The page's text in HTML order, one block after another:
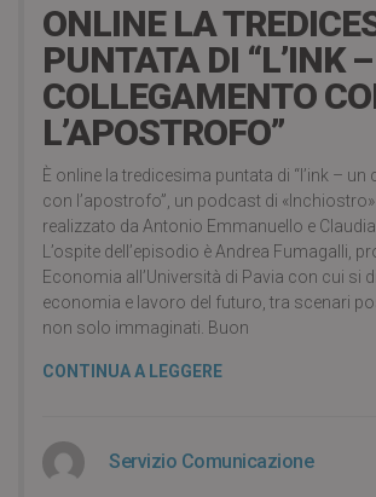
ONLINE LA
PUNTATA DI “L’INK
COLLEGAMENTO
L’APOSTROFO”
È online la tredicesima puntata di “l’ink –
con l’apostrofo”, un podcast di
realizzato da Antonio Emmanuello e
L’ospite dell’episodio è Andrea Fumagalli,
Economia all’Università di Pavia con cui si
economia e lavoro del futuro, tra scenari
non solo immaginati. Buon
CONTINUA A LEGGERE
Servizio Comunicazione